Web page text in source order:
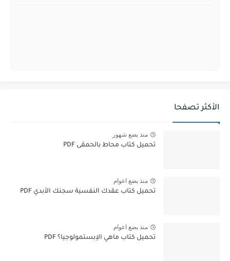
الأكثر تصفحا
منذ بضع شهور
تحميل كتاب محاط بالحمقى PDF
منذ بضع اعوام
تحميل كتاب عقدك النفسية سجنك الأبدي PDF
منذ بضع اعوام
تحميل كتاب ماهي الإبستمولوجيا؟ PDF